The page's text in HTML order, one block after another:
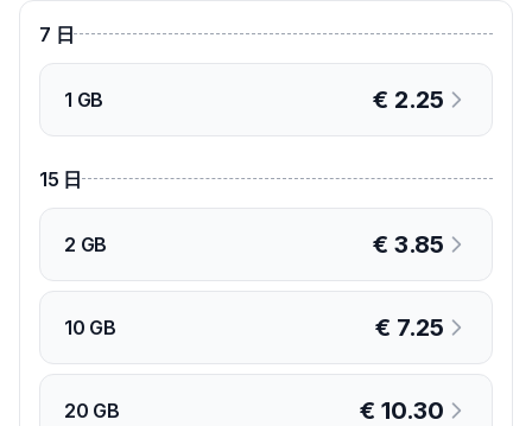
7 日
1 GB € 2.25
15 日
2 GB € 3.85
10 GB € 7.25
20 GB € 10.30